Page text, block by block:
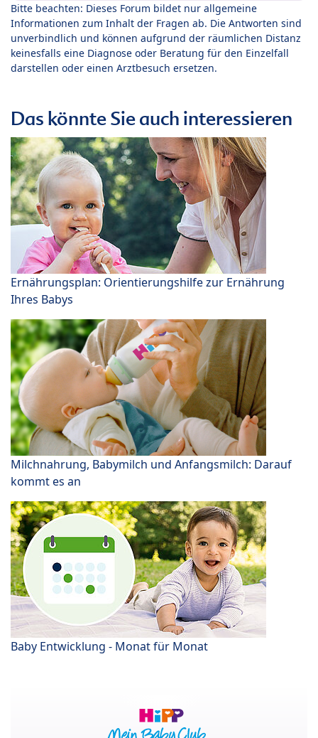
Bitte beachten: Dieses Forum bildet nur allgemeine
Informationen zum Inhalt der Fragen ab. Die Antworten sind
unverbindlich und können aufgrund der räumlichen Distanz
keinesfalls eine Diagnose oder Beratung für den Einzelfall
darstellen oder einen Arztbesuch ersetzen.
Das könnte Sie auch interessieren
Ernährungsplan: Orientierungshilfe zur Ernährung
Ihres Babys
Milchnahrung, Babymilch und Anfangsmilch: Darauf
kommt es an
Baby Entwicklung - Monat für Monat